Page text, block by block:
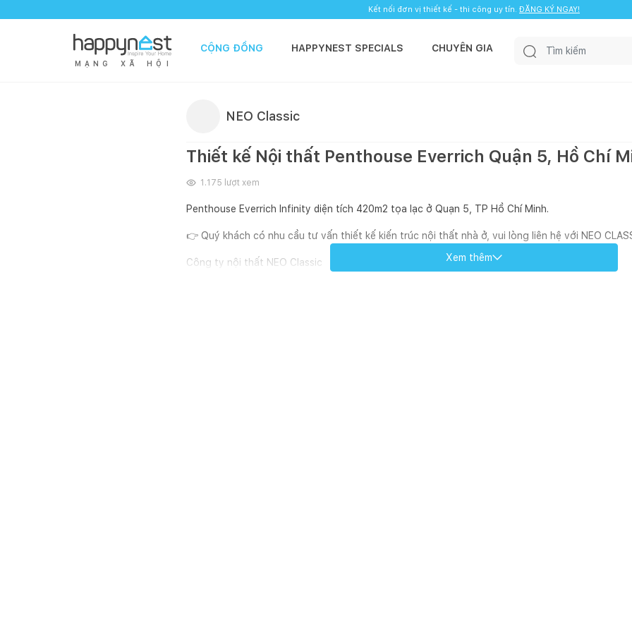
Kết nối đơn vị thiết kế - thi công uy tín. ĐĂNG KÝ NGAY!
M Ạ N G X Ã H Ộ I
CỘNG ĐỒNG HAPPYNEST SPECIALS CHUYÊN GIA
NEO Classic
Thiết kế Nội thất Penthouse Everrich Quận 5, Hồ Chí
1.175 lượt xem
Penthouse Everrich Infinity diện tích 420m2 tọa lạc ở Quạn 5, TP Hồ Chí Minh.
👉 Quý khách có nhu cầu tư vấn thiết kế kiến trúc nội thất nhà ở, vui lòng liên hệ với NEO
Công ty nội thất NEO Classic Xem thêm